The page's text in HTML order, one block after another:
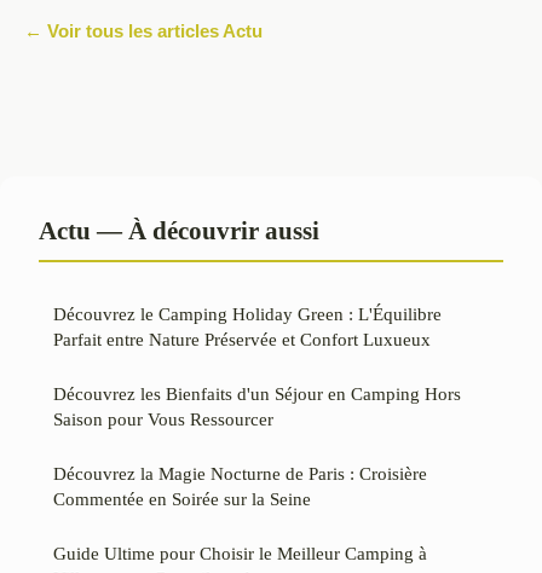
← Voir tous les articles Actu
Actu — À découvrir aussi
Découvrez le Camping Holiday Green : L'Équilibre
Parfait entre Nature Préservée et Confort Luxueux
Découvrez les Bienfaits d'un Séjour en Camping Hors
Saison pour Vous Ressourcer
Découvrez la Magie Nocturne de Paris : Croisière
Commentée en Soirée sur la Seine
Guide Ultime pour Choisir le Meilleur Camping à